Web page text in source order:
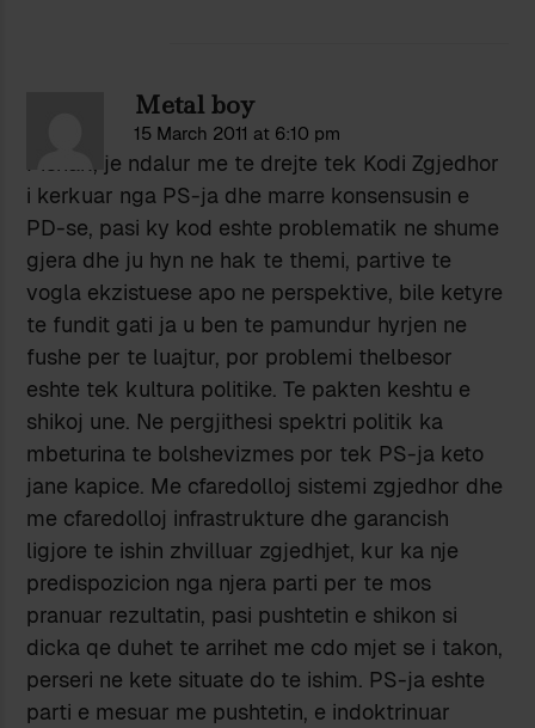
Metal boy
15 March 2011 at 6:10 pm
Pishak, je ndalur me te drejte tek Kodi Zgjedhor
i kerkuar nga PS-ja dhe marre konsensusin e
PD-se, pasi ky kod eshte problematik ne shume
gjera dhe ju hyn ne hak te themi, partive te
vogla ekzistuese apo ne perspektive, bile ketyre
te fundit gati ja u ben te pamundur hyrjen ne
fushe per te luajtur, por problemi thelbesor
eshte tek kultura politike. Te pakten keshtu e
shikoj une. Ne pergjithesi spektri politik ka
mbeturina te bolshevizmes por tek PS-ja keto
jane kapice. Me cfaredolloj sistemi zgjedhor dhe
me cfaredolloj infrastrukture dhe garancish
ligjore te ishin zhvilluar zgjedhjet, kur ka nje
predispozicion nga njera parti per te mos
pranuar rezultatin, pasi pushtetin e shikon si
dicka qe duhet te arrihet me cdo mjet se i takon,
perseri ne kete situate do te ishim. PS-ja eshte
parti e mesuar me pushtetin, e indoktrinuar